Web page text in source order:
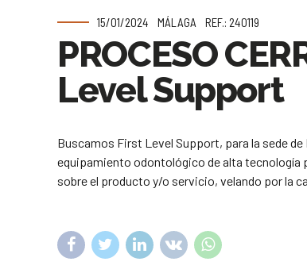
15/01/2024 MÁLAGA REF.: 240119
PROCESO
Level Support
Buscamos First Level Support, para la sede
equipamiento odontológico de alta tecnología
sobre el producto y/o servicio, velando por la